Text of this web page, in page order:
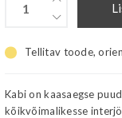
Tellitav toode,
Kabi on kaasaegse
kõikvõimalikesse